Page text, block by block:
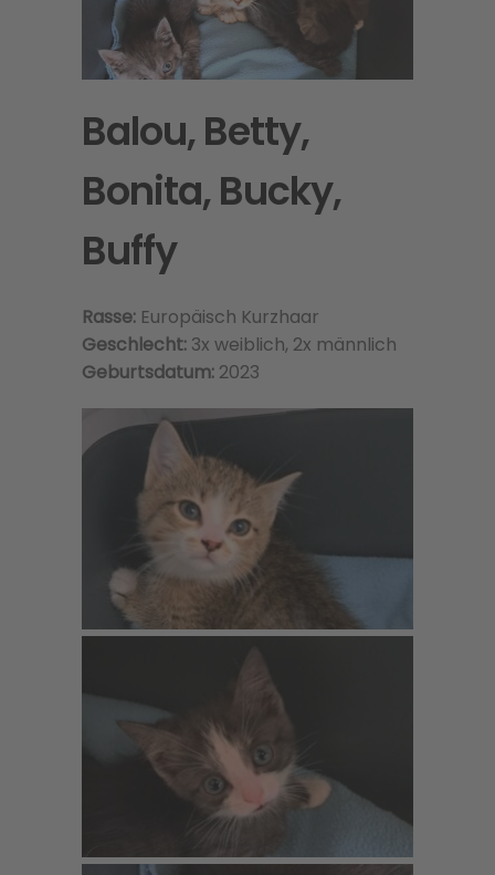
Balou, Betty,
Bonita, Bucky,
Buffy
Rasse: Europäisch Kurzhaar
Geschlecht: 3x weiblich, 2x männlich
Geburtsdatum: 2023